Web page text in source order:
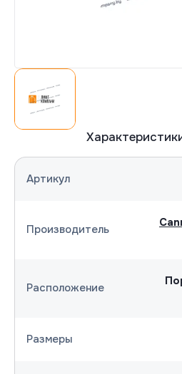
Артикул
Производитель
Расположение
Размеры